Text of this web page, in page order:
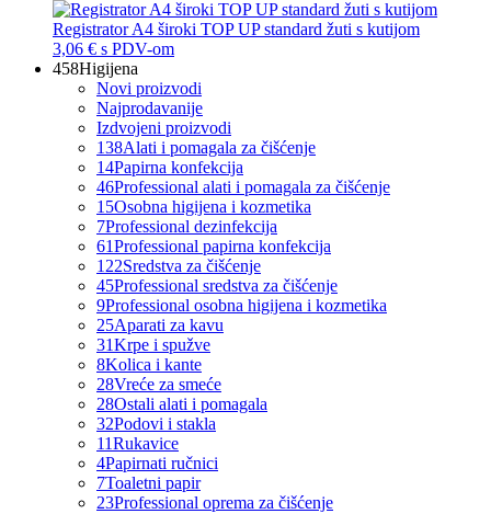
Registrator A4 široki TOP UP standard žuti s kutijom
3,06 € s PDV-om
458Higijena
Novi proizvodi
Najprodavanije
Izdvojeni proizvodi
138Alati i pomagala za čišćenje
14Papirna konfekcija
46Professional alati i pomagala za čišćenje
15Osobna higijena i kozmetika
7Professional dezinfekcija
61Professional papirna konfekcija
122Sredstva za čišćenje
45Professional sredstva za čišćenje
9Professional osobna higijena i kozmetika
25Aparati za kavu
31Krpe i spužve
8Kolica i kante
28Vreće za smeće
28Ostali alati i pomagala
32Podovi i stakla
11Rukavice
4Papirnati ručnici
7Toaletni papir
23Professional oprema za čišćenje